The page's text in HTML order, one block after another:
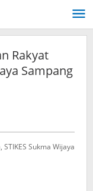
Rakyat
Sampang
Sukma Wijaya